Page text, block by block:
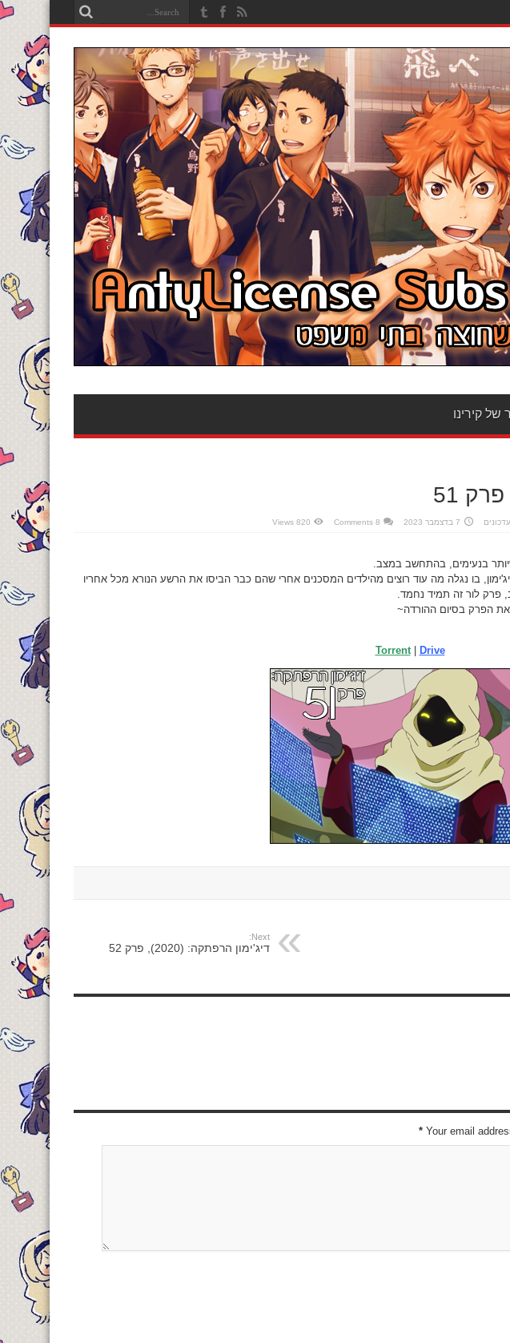
של קירינו
עדכונים 7 בדצמבר 2023 8 Comments
820 Views
בנעימים, בהתחשב במצב.
בו נגלה מה עוד רוצים מהילדים המסכנים אחרי שהם כבר הביסו את הרשע הנורא מכל אחריו
פרק לור זה תמיד נחמד.
הפרק בסיום ההורדה~
Torrent| Drive
Next:
דיג'ימון הרפתקה: (2020), פרק 52
Your email
*